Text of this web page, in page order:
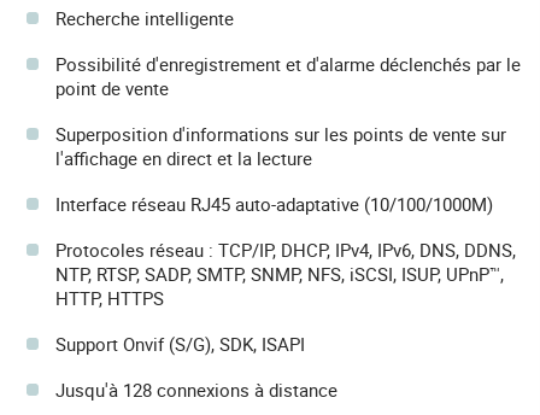
Recherche intelligente
Possibilité d'enregistrement et d'alarme déclenchés par le
point de vente
Superposition d'informations sur les points de vente sur
l'affichage en direct et la lecture
Interface réseau RJ45 auto-adaptative (10/100/1000M)
Protocoles réseau : TCP/IP, DHCP, IPv4, IPv6, DNS, DDNS,
NTP, RTSP, SADP, SMTP, SNMP, NFS, iSCSI, ISUP, UPnP™,
HTTP, HTTPS
Support Onvif (S/G), SDK, ISAPI
Jusqu'à 128 connexions à distance